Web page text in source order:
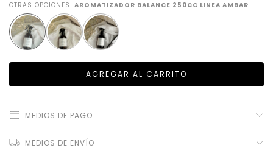
OTRAS OPCIONES: AROMATIZADOR BALANCE 250CC LINEA AMBAR
MEDIOS DE PAGO
MEDIOS DE ENVÍO